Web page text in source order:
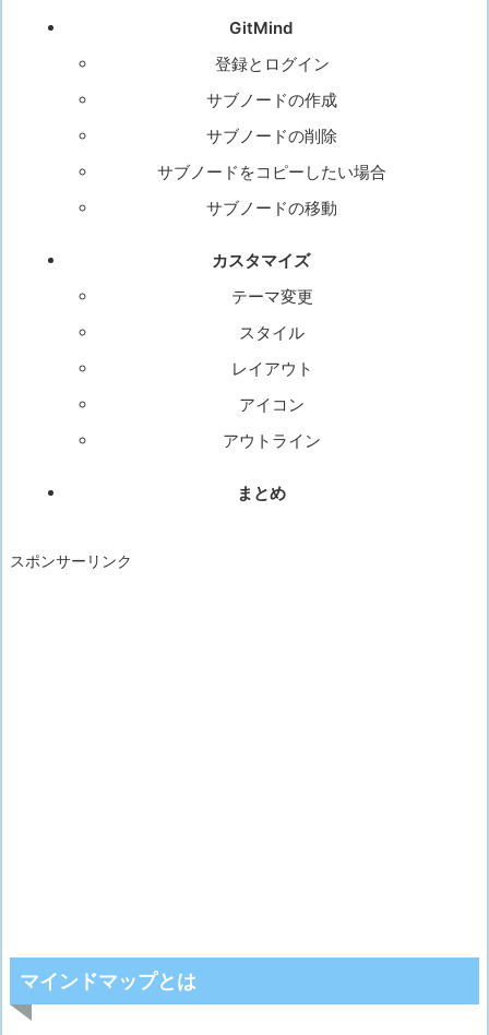
GitMind
登録とログイン
サブノードの作成
サブノードの削除
サブノードをコピーしたい場合
サブノードの移動
カスタマイズ
テーマ変更
スタイル
レイアウト
アイコン
アウトライン
まとめ
スポンサーリンク
マインドマップとは